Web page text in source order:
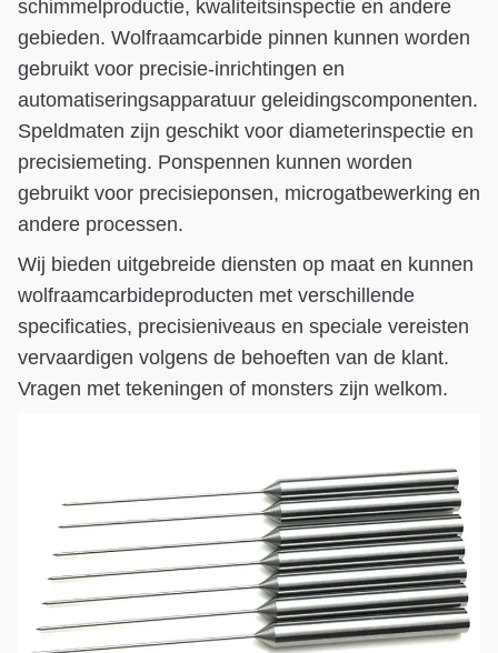
schimmelproductie, kwaliteitsinspectie en andere
gebieden. Wolfraamcarbide pinnen kunnen worden
gebruikt voor precisie-inrichtingen en
automatiseringsapparatuur geleidingscomponenten.
Speldmaten zijn geschikt voor diameterinspectie en
precisiemeting. Ponspennen kunnen worden
gebruikt voor precisieponsen, microgatbewerking en
andere processen.
Wij bieden uitgebreide diensten op maat en kunnen
wolfraamcarbideproducten met verschillende
specificaties, precisieniveaus en speciale vereisten
vervaardigen volgens de behoeften van de klant.
Vragen met tekeningen of monsters zijn welkom.